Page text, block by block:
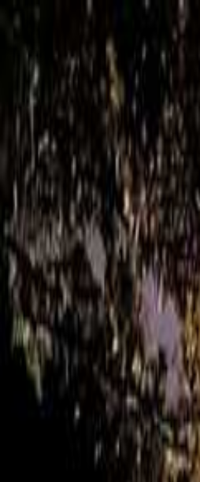
山形
目的地
山形
日付
日付を選ぶ
なっぷ キャンプ場検索予約